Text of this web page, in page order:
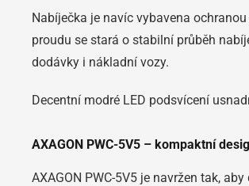
Nabíječka je navíc vybavena
proudu se stará o stabilní průběh
dodávky i nákladní vozy.
Decentní modré LED podsvícení
AXAGON PWC-5V5 – kompaktní
AXAGON PWC-5V5 je navržen tak,